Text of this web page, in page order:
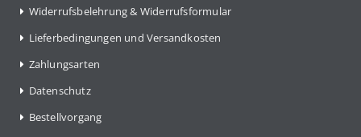
Widerrufsbelehrung & Widerrufsformular
Lieferbedingungen und Versandkosten
Zahlungsarten
Datenschutz
Bestellvorgang